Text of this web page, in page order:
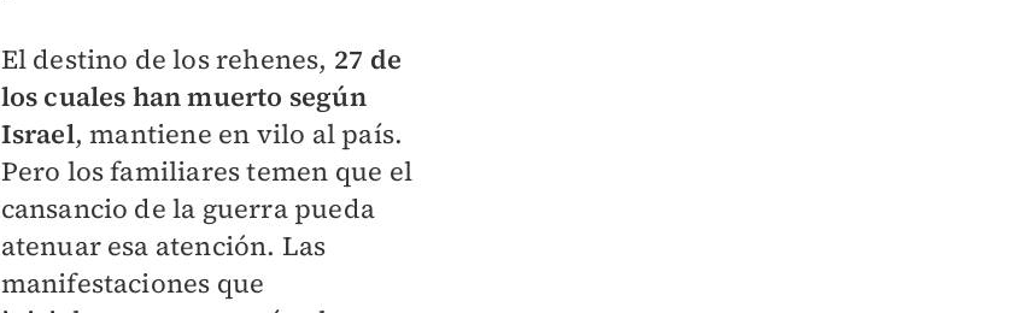
El destino de los rehenes, 27 de
los cuales han muerto según
Israel, mantiene en vilo al país.
Pero los familiares temen que el
cansancio de la guerra pueda
atenuar esa atención. Las
manifestaciones que